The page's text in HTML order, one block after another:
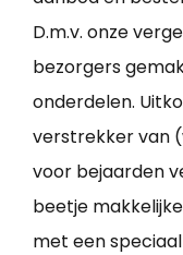
D.m.v. onze
bezorgers
onderdelen.
verstrekker van
voor bejaarden
beetje
met een